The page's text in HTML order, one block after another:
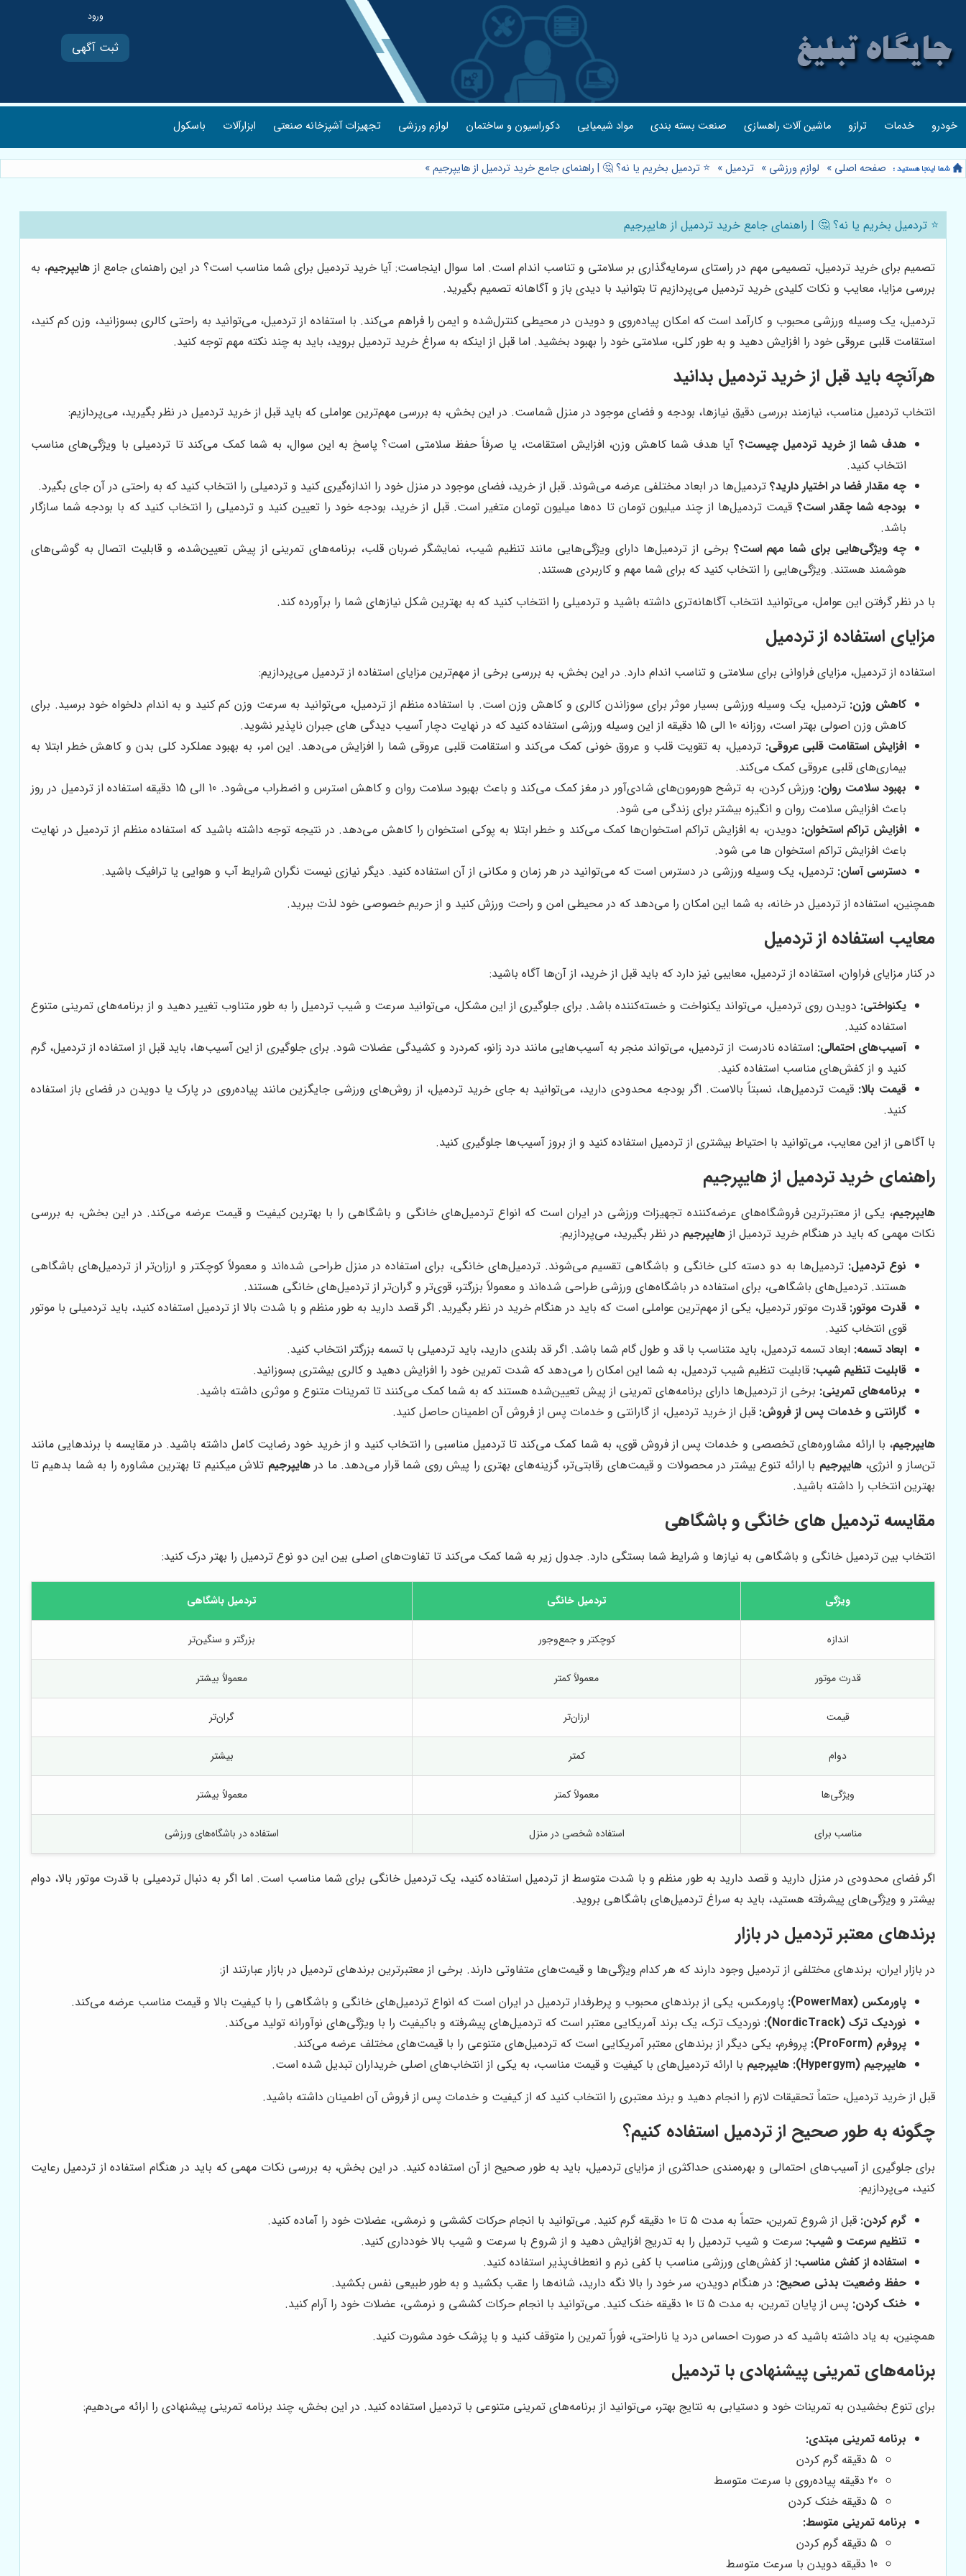
ثبت آگهی
خودرو خدمات ترازو ماشین آلات راهسازی صنعت بسته بندی مواد شیمیایی دکوراسیون و ساختمان لوازم ورزشی تجهیزات آشپزخانه صنعتی ابزارآلات باسکول
صفحه اصلی » لوازم ورزشی » تردمیل» ⭐️ تردمیل بخریم یا نه؟ 🤔 | راهنمای جامع خرید تردمیل از هایپرجیم»
⭐️ تردمیل بخریم یا نه؟ 🤔 | راهنمای جامع خرید تردمیل از هایپرجیم
تصمیم برای خرید تردمیل، تصمیمی مهم در راستای سرمایه‌گذاری بر سلامتی و تناسب اندام است. اما سوال اینجاست: آیا خرید تردمیل برای شما مناسب است؟ در این راهنمای جامع ازهایپرجیم، به
بررسی مزایا، معایب و نکات کلیدی خرید تردمیل می‌پردازیم تا بتوانید با دیدی باز و آگاهانه تصمیم بگیرید.
تردمیل، یک وسیله ورزشی محبوب و کارآمد است که امکان پیاده‌روی و دویدن در محیطی کنترل‌شده و ایمن را فراهم می‌کند. با استفاده از تردمیل، می‌توانید به راحتی کالری بسوزانید، وزن کم کنید،
استقامت قلبی عروقی خود را افزایش دهید و به طور کلی، سلامتی خود را بهبود بخشید. اما قبل از اینکه به سراغ خرید تردمیل بروید، باید به چند نکته مهم توجه کنید.
هرآنچه باید قبل از خرید تردمیل بدانید
انتخاب تردمیل مناسب، نیازمند بررسی دقیق نیازها، بودجه و فضای موجود در منزل شماست. در این بخش، به بررسی مهم‌ترین عواملی که باید قبل از خرید تردمیل در نظر بگیرید، می‌پردازیم:
هدف شما از خرید تردمیل چیست؟ آیا هدف شما کاهش وزن، افزایش استقامت، یا صرفاً حفظ سلامتی است؟ پاسخ به این سوال، به شما کمک می‌کند تا تردمیلی با ویژگی‌های مناسب
انتخاب کنید.
چه مقدار فضا در اختیار دارید؟تردمیل‌ها در ابعاد مختلفی عرضه می‌شوند. قبل از خرید، فضای موجود در منزل خود را اندازه‌گیری کنید و تردمیلی را انتخاب کنید که به راحتی در آن جای بگیرد.
بودجه شما چقدر است؟ قیمت تردمیل‌ها از چند میلیون تومان تا ده‌ها میلیون تومان متغیر است. قبل از خرید، بودجه خود را تعیین کنید و تردمیلی را انتخاب کنید که با بودجه شما سازگار
باشد.
چه ویژگی‌هایی برای شما مهم است؟ برخی از تردمیل‌ها دارای ویژگی‌هایی مانند تنظیم شیب، نمایشگر ضربان قلب، برنامه‌های تمرینی از پیش تعیین‌شده، و قابلیت اتصال به گوشی‌های
هوشمند هستند. ویژگی‌هایی را انتخاب کنید که برای شما مهم و کاربردی هستند.
با در نظر گرفتن این عوامل، می‌توانید انتخاب آگاهانه‌تری داشته باشید و تردمیلی را انتخاب کنید که به بهترین شکل نیازهای شما را برآورده کند.
مزایای استفاده از تردمیل
استفاده از تردمیل، مزایای فراوانی برای سلامتی و تناسب اندام دارد. در این بخش، به بررسی برخی از مهم‌ترین مزایای استفاده از تردمیل می‌پردازیم:
کاهش وزن: تردمیل، یک وسیله ورزشی بسیار موثر برای سوزاندن کالری و کاهش وزن است. با استفاده منظم از تردمیل، می‌توانید به سرعت وزن کم کنید و به اندام دلخواه خود برسید. برای
کاهش وزن اصولی بهتر است، روزانه 10 الی 15 دقیقه از این وسیله ورزشی استفاده کنید که در نهایت دچار آسیب دیدگی های جبران ناپذیر نشوید.
افزایش استقامت قلبی عروقی: تردمیل، به تقویت قلب و عروق خونی کمک می‌کند و استقامت قلبی عروقی شما را افزایش می‌دهد. این امر، به بهبود عملکرد کلی بدن و کاهش خطر ابتلا به
بیماری‌های قلبی عروقی کمک می‌کند.
بهبود سلامت روان:
ورزش کردن، به ترشح هورمون‌های شادی‌آور در مغز کمک می‌کند و باعث بهبود سلامت روان و کاهش استرس و اضطراب می‌شود. 10 الی 15 دقیقه استفاده از تردمیل در روز
باعث افزایش سلامت روان و انگیزه بیشتر برای زندگی می شود.
افزایش تراکم استخوان: دویدن، به افزایش تراکم استخوان‌ها کمک می‌کند و خطر ابتلا به پوکی استخوان را کاهش می‌دهد. در نتیجه توجه داشته باشید که استفاده منظم از تردمیل در نهایت
باعث افزایش تراکم استخوان ها می شود.
دسترسی آسان: تردمیل، یک وسیله ورزشی در دسترس است که می‌توانید در هر زمان و مکانی از آن استفاده کنید. دیگر نیازی نیست نگران شرایط آب و هوایی یا ترافیک باشید.
همچنین، استفاده از تردمیل در خانه، به شما این امکان را می‌دهد که در محیطی امن و راحت ورزش کنید و از حریم خصوصی خود لذت ببرید.
معایب استفاده از تردمیل
در کنار مزایای فراوان، استفاده از تردمیل، معایبی نیز دارد که باید قبل از خرید، از آن‌ها آگاه باشید:
یکنواختی: دویدن روی تردمیل، می‌تواند یکنواخت و خسته‌کننده باشد. برای جلوگیری از این مشکل، می‌توانید سرعت و شیب تردمیل را به طور متناوب تغییر دهید و از برنامه‌های تمرینی متنوع
استفاده کنید.
آسیب‌های احتمالی: استفاده نادرست از تردمیل، می‌تواند منجر به آسیب‌هایی مانند درد زانو، کمردرد و کشیدگی عضلات شود. برای جلوگیری از این آسیب‌ها، باید قبل از استفاده از تردمیل، گرم
کنید و از کفش‌های مناسب استفاده کنید.
قیمت بالا: قیمت تردمیل‌ها، نسبتاً بالاست. اگر بودجه محدودی دارید، می‌توانید به جای خرید تردمیل، از روش‌های ورزشی جایگزین مانند پیاده‌روی در پارک یا دویدن در فضای باز استفاده
کنید.
با آگاهی از این معایب، می‌توانید با احتیاط بیشتری از تردمیل استفاده کنید و از بروز آسیب‌ها جلوگیری کنید.
راهنمای خرید تردمیل ازهایپرجیم
هایپرجیم، یکی از معتبرترین فروشگاه‌های عرضه‌کننده تجهیزات ورزشی در ایران است که انواع تردمیل‌های خانگی و باشگاهی را با بهترین کیفیت و قیمت عرضه می‌کند. در این بخش، به بررسی
نکات مهمی که باید در هنگام خرید تردمیل از هایپرجیم در نظر بگیرید، می‌پردازیم:
نوع تردمیل: تردمیل‌ها به دو دسته کلی خانگی و باشگاهی تقسیم می‌شوند. تردمیل‌های خانگی، برای استفاده در منزل طراحی شده‌اند و معمولاً کوچکتر و ارزان‌تر از تردمیل‌های باشگاهی
هستند. تردمیل‌های باشگاهی، برای استفاده در باشگاه‌های ورزشی طراحی شده‌اند و معمولاً بزرگتر، قوی‌تر و گران‌تر از تردمیل‌های خانگی هستند.
قدرت موتور: قدرت موتور تردمیل، یکی از مهم‌ترین عواملی است که باید در هنگام خرید در نظر بگیرید. اگر قصد دارید به طور منظم و با شدت بالا از تردمیل استفاده کنید، باید تردمیلی با موتور
قوی انتخاب کنید.
ابعاد تسمه: ابعاد تسمه تردمیل، باید متناسب با قد و طول گام شما باشد. اگر قد بلندی دارید، باید تردمیلی با تسمه بزرگتر انتخاب کنید.
قابلیت تنظیم شیب: قابلیت تنظیم شیب تردمیل، به شما این امکان را می‌دهد که شدت تمرین خود را افزایش دهید و کالری بیشتری بسوزانید.
برنامه‌های تمرینی: برخی از تردمیل‌ها دارای برنامه‌های تمرینی از پیش تعیین‌شده هستند که به شما کمک می‌کنند تا تمرینات متنوع و موثری داشته باشید.
گارانتی و خدمات پس از فروش: قبل از خرید تردمیل، از گارانتی و خدمات پس از فروش آن اطمینان حاصل کنید.
هایپرجیم، با ارائه مشاوره‌های تخصصی و خدمات پس از فروش قوی، به شما کمک می‌کند تا تردمیل مناسبی را انتخاب کنید و از خرید خود رضایت کامل داشته باشید. در مقایسه با برندهایی مانند
تن‌ساز و انرژی،هایپرجیم با ارائه تنوع بیشتر در محصولات و قیمت‌های رقابتی‌تر، گزینه‌های بهتری را پیش روی شما قرار می‌دهد. ما درهایپرجیم تلاش میکنیم تا بهترین مشاوره را به شما بدهیم تا
بهترین انتخاب را داشته باشید.
مقایسه تردمیل های خانگی و باشگاهی
انتخاب بین تردمیل خانگی و باشگاهی به نیازها و شرایط شما بستگی دارد. جدول زیر به شما کمک می‌کند تا تفاوت‌های اصلی بین این دو نوع تردمیل را بهتر درک کنید:
ویژگی تردمیل خانگی تردمیل باشگاهی
اندازه کوچکتر و جمع‌وجور بزرگتر و سنگین‌تر
قدرت موتور معمولاً کمتر معمولاً بیشتر
قیمت ارزان‌تر گران‌تر
دوام کمتر بیشتر
ویژگی‌ها معمولاً کمتر معمولاً بیشتر
مناسب برای استفاده شخصی در منزل استفاده در باشگاه‌های ورزشی
اگر فضای محدودی در منزل دارید و قصد دارید به طور منظم و با شدت متوسط از تردمیل استفاده کنید، یک تردمیل خانگی برای شما مناسب است. اما اگر به دنبال تردمیلی با قدرت موتور بالا، دوام
بیشتر و ویژگی‌های پیشرفته هستید، باید به سراغ تردمیل‌های باشگاهی بروید.
برندهای معتبر تردمیل در بازار
در بازار ایران، برندهای مختلفی از تردمیل وجود دارند که هر کدام ویژگی‌ها و قیمت‌های متفاوتی دارند. برخی از معتبرترین برندهای تردمیل در بازار عبارتند از:
پاورمکس (PowerMax):
پاورمکس، یکی از برندهای محبوب و پرطرفدار تردمیل در ایران است که انواع تردمیل‌های خانگی و باشگاهی را با کیفیت بالا و قیمت مناسب عرضه می‌کند.
نوردیک ترک (NordicTrack):
نوردیک ترک، یک برند آمریکایی معتبر است که تردمیل‌های پیشرفته و باکیفیت را با ویژگی‌های نوآورانه تولید می‌کند.
پروفرم (ProForm):
پروفرم، یکی دیگر از برندهای معتبر آمریکایی است که تردمیل‌های متنوعی را با قیمت‌های مختلف عرضه می‌کند.
هایپرجیم (Hypergym): هایپرجیم با ارائه تردمیل‌های با کیفیت و قیمت مناسب، به یکی از انتخاب‌های اصلی خریداران تبدیل شده است.
قبل از خرید تردمیل، حتماً تحقیقات لازم را انجام دهید و برند معتبری را انتخاب کنید که از کیفیت و خدمات پس از فروش آن اطمینان داشته باشید.
چگونه به طور صحیح از تردمیل استفاده کنیم؟
برای جلوگیری از آسیب‌های احتمالی و بهره‌مندی حداکثری از مزایای تردمیل، باید به طور صحیح از آن استفاده کنید. در این بخش، به بررسی نکات مهمی که باید در هنگام استفاده از تردمیل رعایت
کنید، می‌پردازیم:
گرم کردن: قبل از شروع تمرین، حتماً به مدت 5 تا 10 دقیقه گرم کنید. می‌توانید با انجام حرکات کششی و نرمشی، عضلات خود را آماده کنید.
تنظیم سرعت و شیب: سرعت و شیب تردمیل را به تدریج افزایش دهید و از شروع با سرعت و شیب بالا خودداری کنید.
استفاده از کفش مناسب: از کفش‌های ورزشی مناسب با کفی نرم و انعطاف‌پذیر استفاده کنید.
حفظ وضعیت بدنی صحیح: در هنگام دویدن، سر خود را بالا نگه دارید، شانه‌ها را عقب بکشید و به طور طبیعی نفس بکشید.
خنک کردن: پس از پایان تمرین، به مدت 5 تا 10 دقیقه خنک کنید. می‌توانید با انجام حرکات کششی و نرمشی، عضلات خود را آرام کنید.
همچنین، به یاد داشته باشید که در صورت احساس درد یا ناراحتی، فوراً تمرین را متوقف کنید و با پزشک خود مشورت کنید.
برنامه‌های تمرینی پیشنهادی با تردمیل
برای تنوع بخشیدن به تمرینات خود و دستیابی به نتایج بهتر، می‌توانید از برنامه‌های تمرینی متنوعی با تردمیل استفاده کنید. در این بخش، چند برنامه تمرینی پیشنهادی را ارائه می‌دهیم:
برنامه تمرینی مبتدی:
5 دقیقه گرم کردن
20 دقیقه پیاده‌روی با سرعت متوسط
5 دقیقه خنک کردن
برنامه تمرینی متوسط:
5 دقیقه گرم کردن
10 دقیقه دویدن با سرعت متوسط